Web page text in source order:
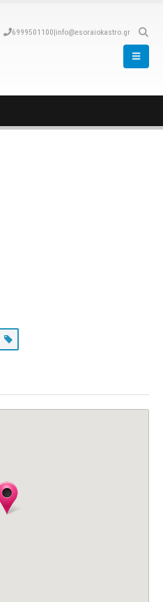
6999501100|info@esoraiokastro.gr